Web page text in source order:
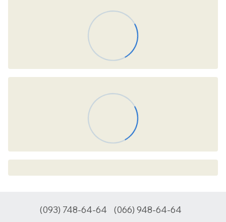
(093) 748-64-64
(066) 948-64-64